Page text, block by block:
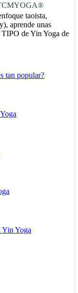
taoista,
aprende unas
de Yin Yoga de
tan popular?
Yin Yoga